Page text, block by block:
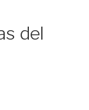
del